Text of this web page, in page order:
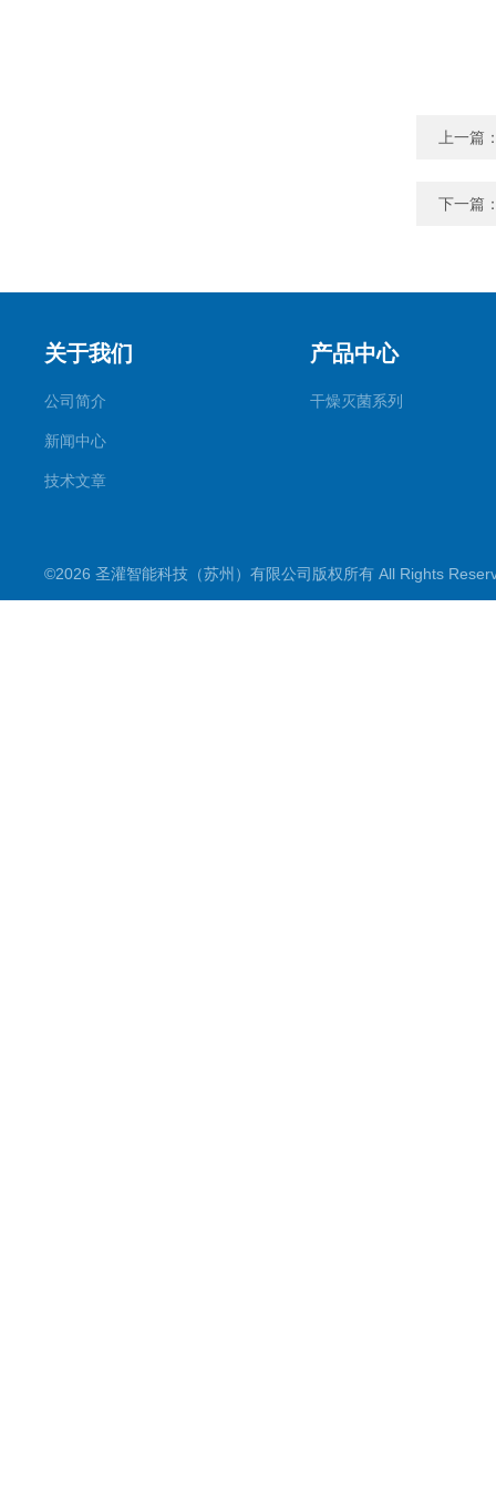
上一篇
下一篇
关于我们
公司简介
新闻中心
技术文章
产品中心
干燥灭菌系列
©2026 圣灌智能科技（苏州）有限公司版权所有 All Rights